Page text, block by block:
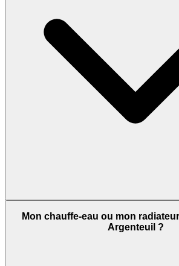
Mon chauffe-eau ou mon
Argenteuil ?